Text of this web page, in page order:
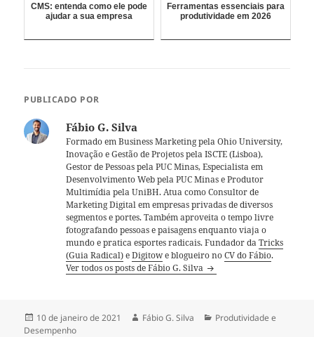
CMS: entenda como ele pode
ajudar a sua empresa
Ferramentas essenciais para
produtividade em 2026
PUBLICADO POR
Fábio G. Silva
Formado em Business Marketing pela Ohio University,
Inovação e Gestão de Projetos pela ISCTE (Lisboa),
Gestor de Pessoas pela PUC Minas, Especialista em
Desenvolvimento Web pela PUC Minas e Produtor
Multimídia pela UniBH. Atua como Consultor de
Marketing Digital em empresas privadas de diversos
segmentos e portes. Também aproveita o tempo livre
fotografando pessoas e paisagens enquanto viaja o
mundo e pratica esportes radicais. Fundador daTricks
(Guia Radical)eDigitowe blogueiro noCV do Fábio.
Ver todos os posts de Fábio G. Silva
Publicado
em
10 de janeiro de 2021 Autor
Fábio G. Silva Categorias
Produtividade e
Desempenho